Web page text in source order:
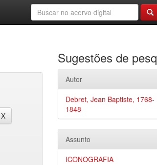
Sugestões de
Autor
Debret, Jean Baptiste, 1768-
1848
Assunto
ICONOGRAFIA